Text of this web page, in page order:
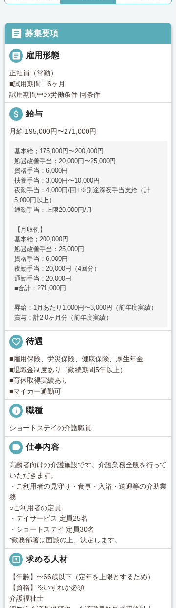
 募集要項
 雇用形態
正社員（常勤）
■試用期間：6ヶ月
試用期間中の労働条件 同条件
attach_money 給与
月給 195,000円〜271,000円
基本給；175,000円〜200,000円
処遇改善手当：20,000円〜25,000円
資格手当：6,000円
扶養手当：3,000円〜10,000円
夜勤手当：4,000円/回+※別途深夜手当支給（計
5,000円以上）
通勤手当：上限20,000円/月
【月収例】
基本給；200,000円
処遇改善手当：25,000円
資格手当：6,000円
夜勤手当：20,000円（4回分）
通勤手当：20,000円
■合計：271,000円
昇給：1月あたり1,000円〜3,000円（前年度実績）
賞与：計2.0ヶ月分（前年度実績）
favorite_border 待遇
■雇用保険、労災保険、健康保険、厚生年金
■退職金制度あり（勤続期間5年以上）
■育休取得実績あり
■マイカー通勤可
info 職種
ショートステイの介護職員
label 仕事内容
高齢者向けの介護施設です。介護業務全般を行って
いただきます。
・ご利用者の見守り・食事・入浴・送迎等の介助業
務
○ご利用者の定員
・デイサービス 定員25名
・ショートステイ 定員30名
*勤務部署は面談の上、決定します。
portrait 求める人材
【年齢】〜66歳以下（定年を上限とするため）
【資格】※いずれか必須
介護福祉士